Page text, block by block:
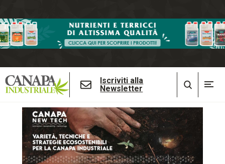
Iscriviti alla
Newsletter